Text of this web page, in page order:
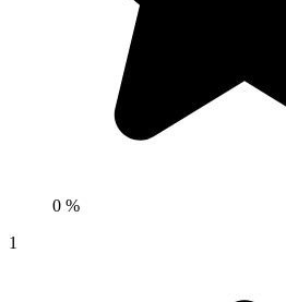
0 %
1